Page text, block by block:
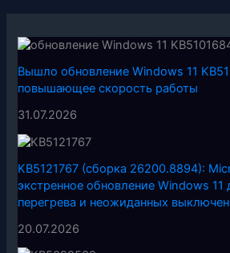
Вышло обновление Windows 11
повышающее скорость работы
31.07.2026
KB5121767 (сборка 26200.8894):
экстренное обновление Windows 11
перегрева и неожиданных
20.07.2026